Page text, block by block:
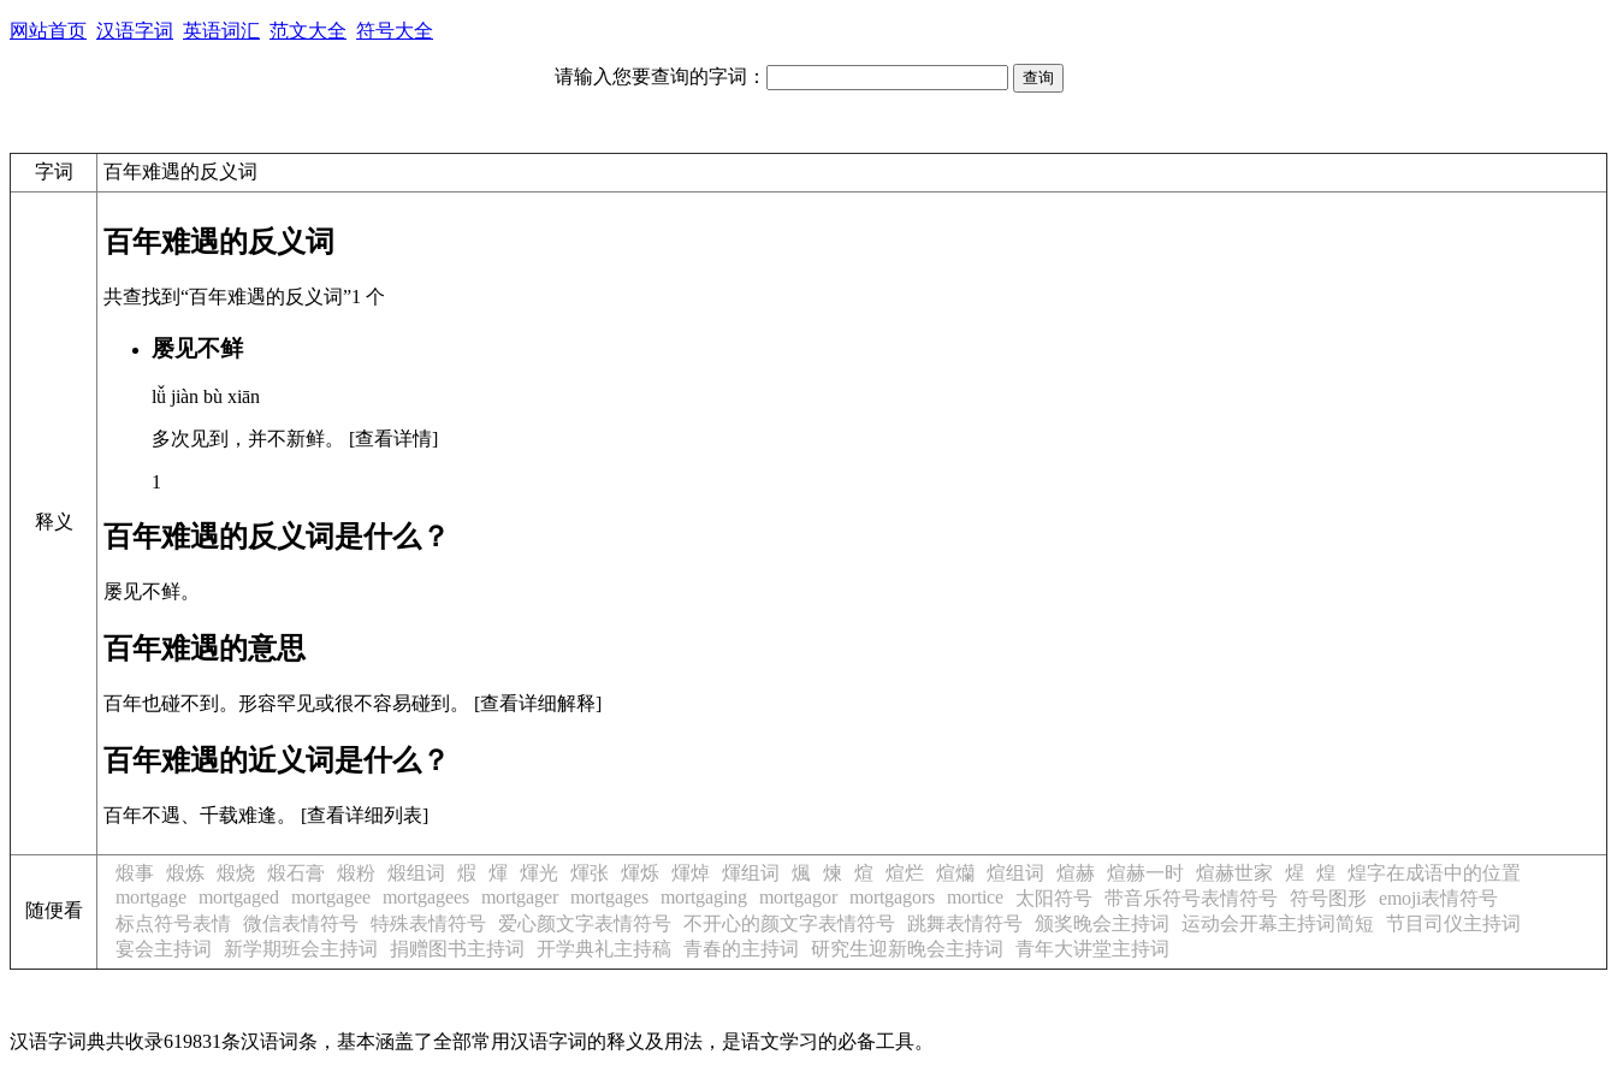
网站首页 汉语字词 英语词汇 范文大全 符号大全
请输入您要查询的字词：
字词 百年难遇的反义词
释义
百年难遇的反义词
共查找到“百年难遇的反义词”1 个
屡见不鲜
lǚ jiàn bù xiān
多次见到，并不新鲜。 [查看详情]
1
百年难遇的反义词是什么？
屡见不鲜。
百年难遇的意思
百年也碰不到。形容罕见或很不容易碰到。 [查看详细解释]
百年难遇的近义词是什么？
百年不遇、千载难逢。 [查看详细列表]
随便看
煅事 煅炼 煅烧 煅石膏 煅粉 煅组词 煆 煇 煇光 煇张 煇烁 煇焯 煇组词 煈 煉 煊 煊烂 煊爤 煊组词 煊赫 煊赫一时 煊赫世家 煋 煌
煌字在成语中的位置
mortgage mortgaged mortgagee mortgagees mortgager mortgages mortgaging mortgagor mortgagors mortice 太阳符号 带音乐符号表情符号 符号图形
emoji表情符号
标点符号表情
微信表情符号 特殊表情符号 爱心颜文字表情符号 不开心的颜文字表情符号 跳舞表情符号 颁奖晚会主持词 运动会开幕主持词简短
节目司仪主持词
宴会主持词
新学期班会主持词 捐赠图书主持词 开学典礼主持稿 青春的主持词 研究生迎新晚会主持词 青年大讲堂主持词
汉语字词典共收录619831条汉语词条，基本涵盖了全部常用汉语字词的释义及用法，是语文学习的必备工具。